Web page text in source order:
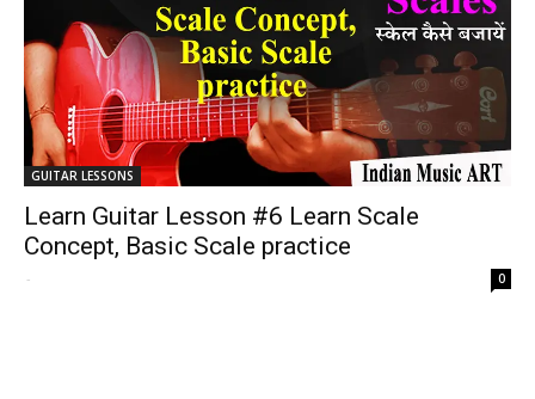
GUITAR LESSONS
Learn Guitar Lesson #6 Learn Scale
Concept, Basic Scale practice
- 0